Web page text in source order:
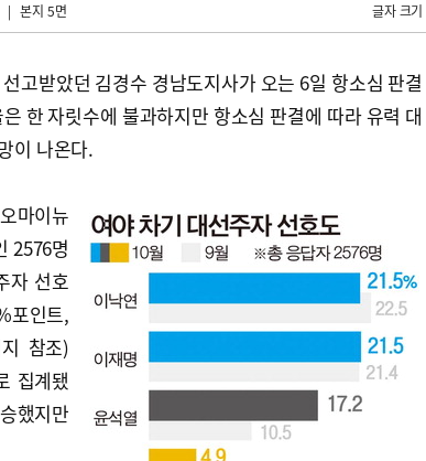
| 본지 5면 글자 크기
고받았던 김경수 경남도지사가 오는 6일 항소심 판결
한 자릿수에 불과하지만 항소심 판결에 따라 유력 대
이 나온다.
마이뉴
2576명
자 선호
포인트,
참조)
집계됐
했지만